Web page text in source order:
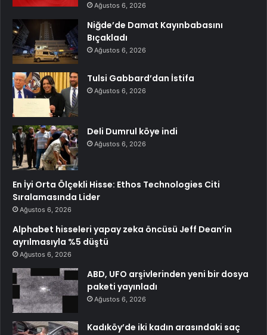
Ağustos 6, 2026
Niğde’de Damat Kayınbabasını
Bıçakladı
Ağustos 6, 2026
Tulsi Gabbard’dan İstifa
Ağustos 6, 2026
Deli Dumrul köye indi
Ağustos 6, 2026
En İyi Orta Ölçekli Hisse: Ethos Technologies Citi
Sıralamasında Lider
Ağustos 6, 2026
Alphabet hisseleri yapay zeka öncüsü Jeff Dean’in
ayrılmasıyla %5 düştü
Ağustos 6, 2026
ABD, UFO arşivlerinden yeni bir dosya
paketi yayınladı
Ağustos 6, 2026
Kadıköy’de iki kadın arasındaki saç